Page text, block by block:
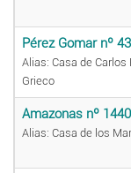
Pérez Gomar nº
Alias: Casa de Carlos
Grieco
Amazonas nº 1440
Alias: Casa de los